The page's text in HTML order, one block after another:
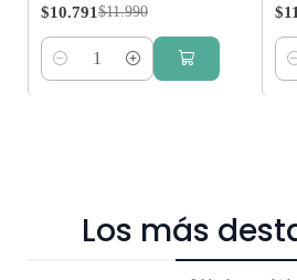
$10.791 $11.990
Cantidad
Los más